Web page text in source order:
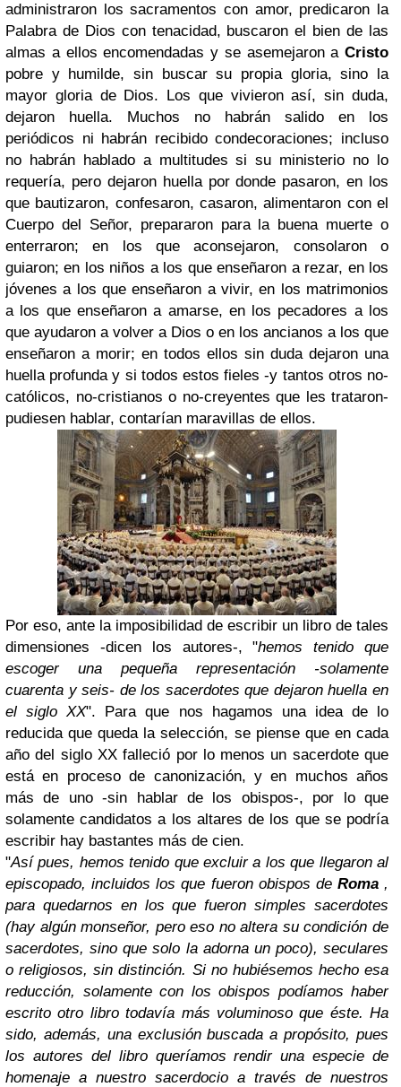
administraron los sacramentos con amor, predicaron la
Palabra de Dios con tenacidad, buscaron el bien de las
almas a ellos encomendadas y se asemejaron a Cristo
pobre y humilde, sin buscar su propia gloria, sino la
mayor gloria de Dios. Los que vivieron así, sin duda,
dejaron huella. Muchos no habrán salido en los
periódicos ni habrán recibido condecoraciones; incluso
no habrán hablado a multitudes si su ministerio no lo
requería, pero dejaron huella por donde pasaron, en los
que bautizaron, confesaron, casaron, alimentaron con el
Cuerpo del Señor, prepararon para la buena muerte o
enterraron; en los que aconsejaron, consolaron o
guiaron; en los niños a los que enseñaron a rezar, en los
jóvenes a los que enseñaron a vivir, en los matrimonios
a los que enseñaron a amarse, en los pecadores a los
que ayudaron a volver a Dios o en los ancianos a los que
enseñaron a morir; en todos ellos sin duda dejaron una
huella profunda y si todos estos fieles -y tantos otros no-
católicos, no-cristianos o no-creyentes que les trataron-
pudiesen hablar, contarían maravillas de ellos.
Por eso, ante la imposibilidad de escribir un libro de tales
dimensiones -dicen los autores-, "hemos tenido que
escoger una pequeña representación -solamente
cuarenta y seis- de los sacerdotes que dejaron huella en
el siglo XX". Para que nos hagamos una idea de lo
reducida que queda la selección, se piense que en cada
año del siglo XX falleció por lo menos un sacerdote que
está en proceso de canonización, y en muchos años
más de uno -sin hablar de los obispos-, por lo que
solamente candidatos a los altares de los que se podría
escribir hay bastantes más de cien.
"Así pues, hemos tenido que excluir a los que llegaron al
episcopado, incluidos los que fueron obispos de Roma,
para quedarnos en los que fueron simples sacerdotes
(hay algún monseñor, pero eso no altera su condición de
sacerdotes, sino que solo la adorna un poco), seculares
o religiosos, sin distinción. Si no hubiésemos hecho esa
reducción, solamente con los obispos podíamos haber
escrito otro libro todavía más voluminoso que éste. Ha
sido, además, una exclusión buscada a propósito, pues
los autores del libro queríamos rendir una especie de
homenaje a nuestro sacerdocio a través de nuestros